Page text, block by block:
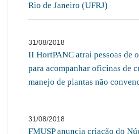
Rio de Janeiro (UFRJ)
31/08/2018
II HortPANC atrai pessoas de
para acompanhar oficinas de
manejo de plantas não
31/08/2018
FMUSP anuncia criação do